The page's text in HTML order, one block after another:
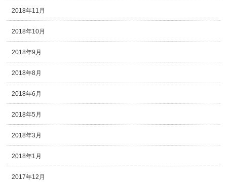
2018年11月
2018年10月
2018年9月
2018年8月
2018年6月
2018年5月
2018年3月
2018年1月
2017年12月